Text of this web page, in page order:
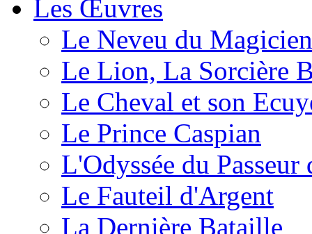
Les Œuvres
Le Neveu du Magicien
Le Lion, La Sorcière
Le Cheval et son
Le Prince Caspian
L'Odyssée du
Le Fauteil d'Argent
La Dernière Bataille